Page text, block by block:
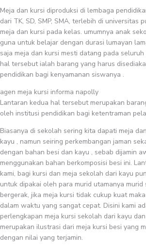
Meja dan kursi diproduksi di lembaga
dari TK, SD, SMP, SMA, terlebih di universitas
meja dan kursi pada kelas. umumnya anak
guna untuk belajar dengan durasi lumayan
saja meja dan kursi mesti datang pada
hal tersebut ialah barang yang harus
pendidikan bagi kenyamanan siswanya .
agen meja kursi informa napolly
Lantaran kedua hal tersebut merupakan
oleh institusi pendidikan bagi ketentraman
Biasanya di sekolah sering kita dapati meja
kayu , namun seiring perkembangan jaman
dengan bahan besi dan kayu , sebab dijamin
menggunakan bahan berkomposisi besi ini.
kami, bagi kursi dan meja sekolah dari kayu
untuk dipakai oleh para murid utamanya
bergerak, jika meja kursi tidak cukup kuat
dalam waktu yang sangat cepat. Disini kami
perlengkapan meja kursi sekolah dari kayu
merupakan ilustrasi dari meja kursi besi yang
dengan nilai yang terjamin.